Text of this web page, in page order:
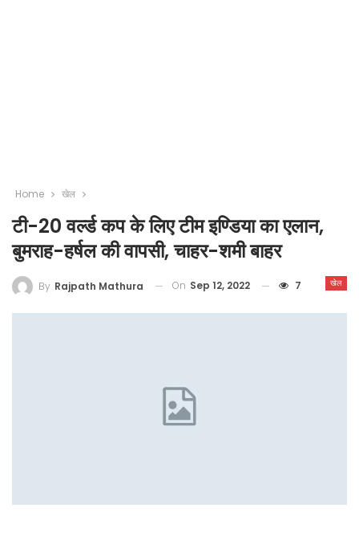
Home खेल
टी-20 वर्ल्ड कप के लिए टीम इण्डिया का एलान,
बुमराह-हर्षल की वापसी, चाहर-शमी बाहर
खेल
By Rajpath Mathura On Sep 12, 2022 7